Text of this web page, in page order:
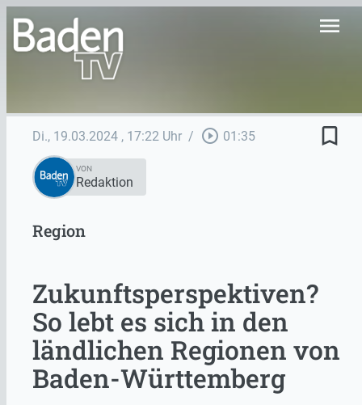
menu
Di., 19.03.2024 , 17:22 Uhr / play_circle_outline 01:35 bookmark_border
VON
Redaktion
Region
Zukunftsperspektiven?
So lebt es sich in den
ländlichen Regionen von
Baden-Württemberg